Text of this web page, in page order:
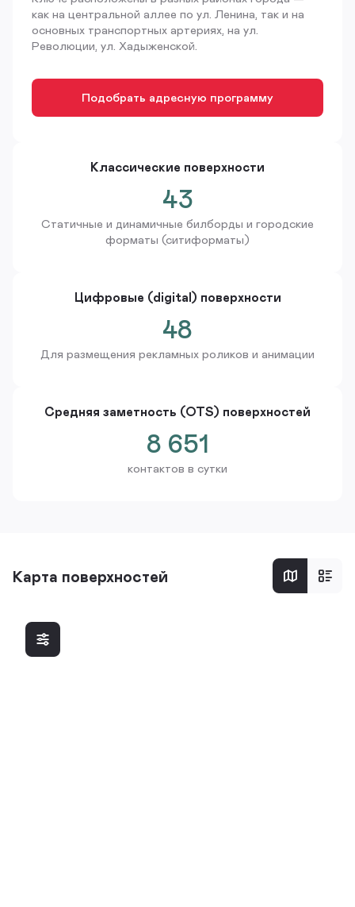
как на центральной аллее по ул. Ленина, так и на
основных транспортных артериях, на ул.
Революции, ул. Хадыженской.
Подобрать адресную программу
Классические поверхности
43
Статичные и динамичные билборды и городские
форматы (ситиформаты)
Цифровые (digital) поверхности
48
Для размещения рекламных роликов и анимации
Средняя заметность (OTS) поверхностей
8 651
контактов в сутки
Карта поверхностей